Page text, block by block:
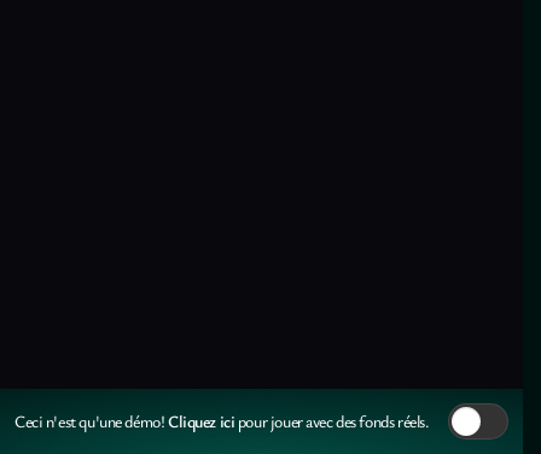
Ceci n'est qu'une démo!Cliquez ici pour jouer avec des fonds réels.